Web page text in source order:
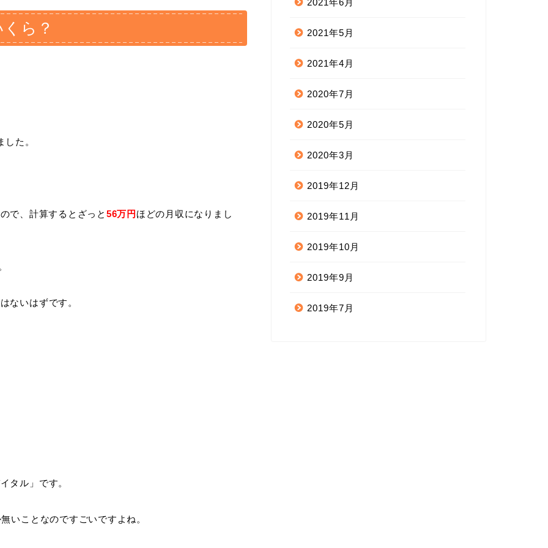
ら？
た。
で、計算するとざっと 56万円ほどの月収になりまし
ないはずです。
タル」です。
いことなのですごいですよね。
2021年6月
2021年5月
2021年4月
2020年7月
2020年5月
2020年3月
2019年12月
2019年11月
2019年10月
2019年9月
2019年7月